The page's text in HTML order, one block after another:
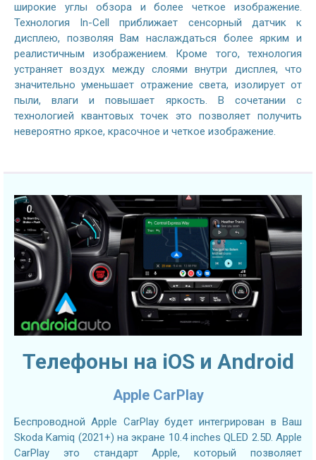
широкие углы обзора и более четкое изображение.
Технология In-Cell приближает сенсорный датчик к
дисплею, позволяя Вам наслаждаться более ярким и
реалистичным изображением. Кроме того, технология
устраняет воздух между слоями внутри дисплея, что
значительно уменьшает отражение света, изолирует от
пыли, влаги и повышает яркость. В сочетании с
технологией квантовых точек это позволяет получить
невероятно яркое, красочное и четкое изображение.
Телефоны на iOS и Android
Apple CarPlay
Беспроводной Apple CarPlay будет интегрирован в Ваш
Skoda Kamiq (2021+) на экране 10.4 inches QLED 2.5D. Apple
CarPlay это стандарт Apple, который позволяет